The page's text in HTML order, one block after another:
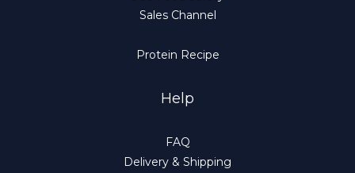
Sales Channel
Protein Recipe
Help
FAQ
Delivery & Shipping